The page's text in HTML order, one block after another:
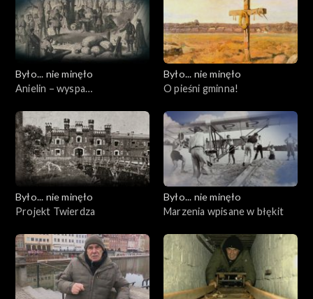
Było... nie minęło
Anielin – wyspa
Było... nie minęło
O pieśni gminna!
Było... nie minęło
Projekt Twierdza
Było... nie minęło
Marzenia wpisane w błękit